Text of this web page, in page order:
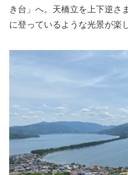
き台」へ。天橋立を上下逆さ
に登っているような光景が楽